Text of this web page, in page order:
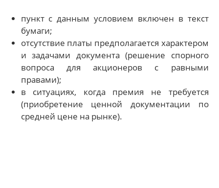
пункт с данным условием включен в текст
бумаги;
отсутствие платы предполагается характером
и задачами документа (решение спорного
вопроса для акционеров с равными
правами);
в ситуациях, когда премия не требуется
(приобретение ценной документации по
средней цене на рынке).